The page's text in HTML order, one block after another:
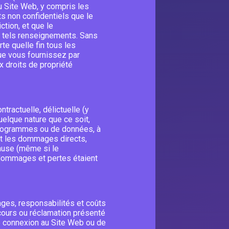
Site Web, y compris les
non confidentiels que le
et que le
tels renseignements. Sans
quelle fin tous les
vous fournissez par
droits de propriété
délictuelle (y
nature que ce soit,
ou de données, à
les dommages directs,
(même si le
et pertes étaient
responsabilités et coûts
ou réclamation présenté
au Site Web ou de